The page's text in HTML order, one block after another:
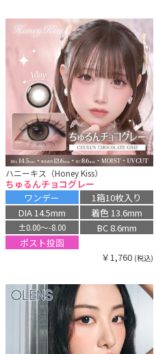
ハニーキス（Honey Kiss）
ちゅるんチョコグレー
ワンデー
1箱10枚入り
DIA 14.5mm
着色 13.6mm
±0.00〜-8.00
BC 8.6mm
ポスト投函
￥1,760 (税込)